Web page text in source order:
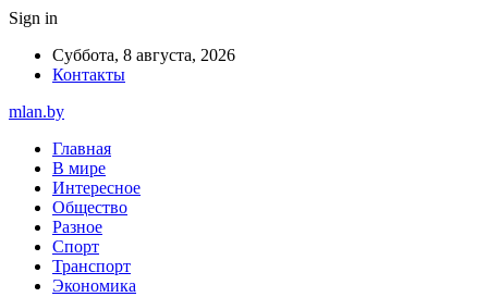
Sign in
Суббота, 8 августа, 2026
Контакты
mlan.by
Главная
В мире
Интересное
Общество
Разное
Спорт
Транспорт
Экономика